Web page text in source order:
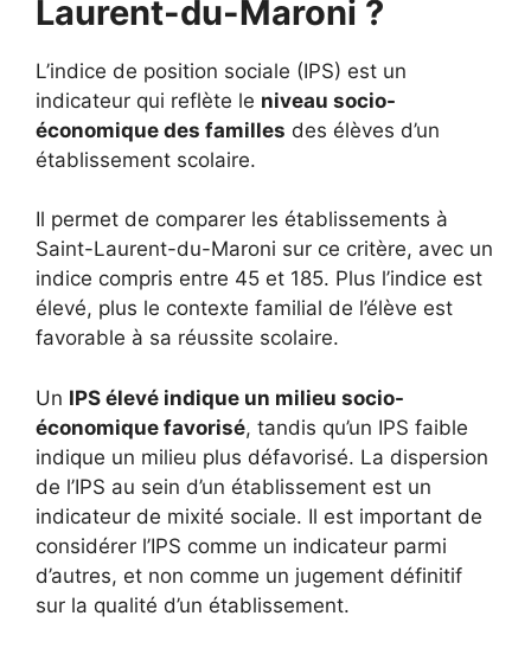
Laurent-du-Maroni ?
L’indice de position sociale (IPS) est un
indicateur qui reflète le niveau socio-
économique des familles des élèves d’un
établissement scolaire.
Il permet de comparer les établissements à
Saint-Laurent-du-Maroni sur ce critère, avec un
indice compris entre 45 et 185. Plus l’indice est
élevé, plus le contexte familial de l’élève est
favorable à sa réussite scolaire.
Un IPS élevé indique un milieu socio-
économique favorisé, tandis qu’un IPS faible
indique un milieu plus défavorisé. La dispersion
de l’IPS au sein d’un établissement est un
indicateur de mixité sociale. Il est important de
considérer l’IPS comme un indicateur parmi
d’autres, et non comme un jugement définitif
sur la qualité d’un établissement.